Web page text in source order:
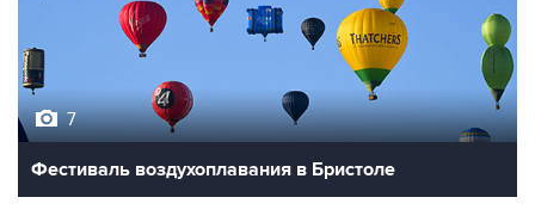
7
Фестиваль воздухоплавания в Бристоле